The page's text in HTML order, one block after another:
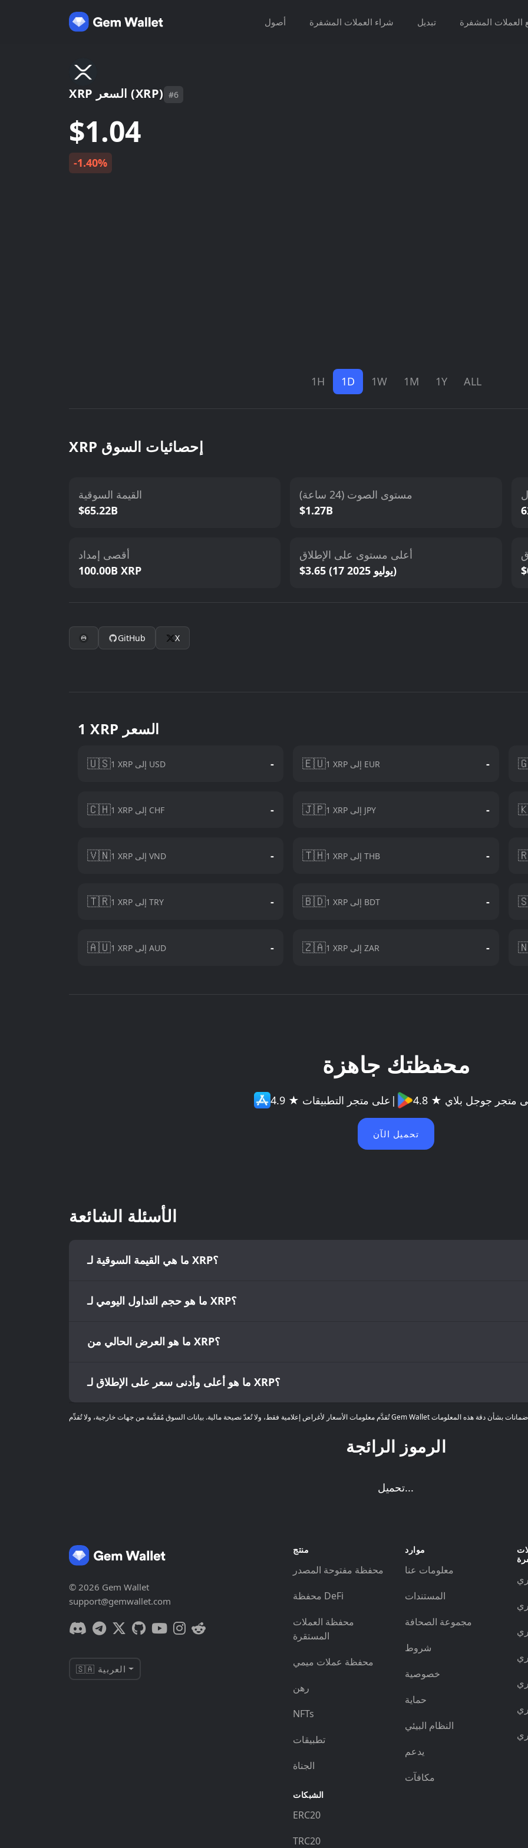
أصول شراء العملات المشفرة تبديل العملات المشفرة
XRP السعر (XRP) #6
$1.04
-1.40%
1H 1D 1W 1M 1Y ALL
XRP إحصائيات السوق
القيمة السوقية
$65.22B
مستوى الصوت (24 ساعة)
$1.27B
أقصى إمداد
100.00B XRP
أعلى مستوى على الإطلاق
$3.65 (17 يوليو 2025)
GitHub X
1 XRP السعر
🇺🇸 1 XRP إلى USD - 🇪🇺 1 XRP إلى EUR -
🇨🇭 1 XRP إلى CHF - 🇯🇵 1 XRP إلى JPY -
🇻🇳 1 XRP إلى VND - 🇹🇭 1 XRP إلى THB -
🇹🇷 1 XRP إلى TRY - 🇧🇩 1 XRP إلى BDT -
🇦🇺 1 XRP إلى AUD - 🇿🇦 1 XRP إلى ZAR -
محفظتك جاهزة
4.9 ★ على متجر التطبيقات | ★ على متجر جوجل بلاي
تحميل الآن
الأسئلة الشائعة
ما هي القيمة السوقية لـ XRP؟
ما هو حجم التداول اليومي لـ XRP؟
ما هو العرض الحالي من XRP؟
ما هو أعلى وأدنى سعر على الإطلاق لـ XRP؟
الرموز الرائجة
تحميل...
© 2026 Gem Wallet
support@gemwallet.com
🇸🇦 العربية
منتج
محفظة مفتوحة المصدر
محفظة DeFi
محفظة العملات
المستقرة
محفظة عملات ميمي
رهن
NFTs
تطبيقات
الجناة
الشبكات
ERC20
TRC20
موارد
معلومات عنا
المستندات
مجموعة الصحافة
شروط
خصوصية
حماية
النظام البيئي
يدعم
مكافآت